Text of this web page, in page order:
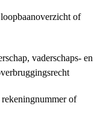
of
vaderschaps- en
rekeningnummer of